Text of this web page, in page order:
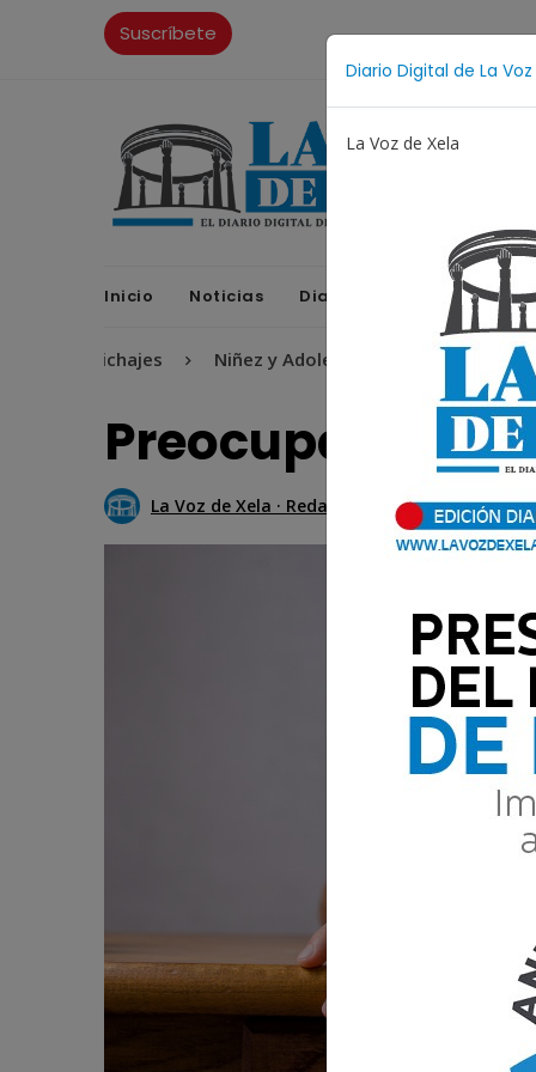
Diario Digital de La
La Voz de Xela
Suscríbete
Inicio Noticias Diario Digital
Niñez y Adolescencia
Preocupan
La Voz de Xela · Redacción 26 Junio 2018